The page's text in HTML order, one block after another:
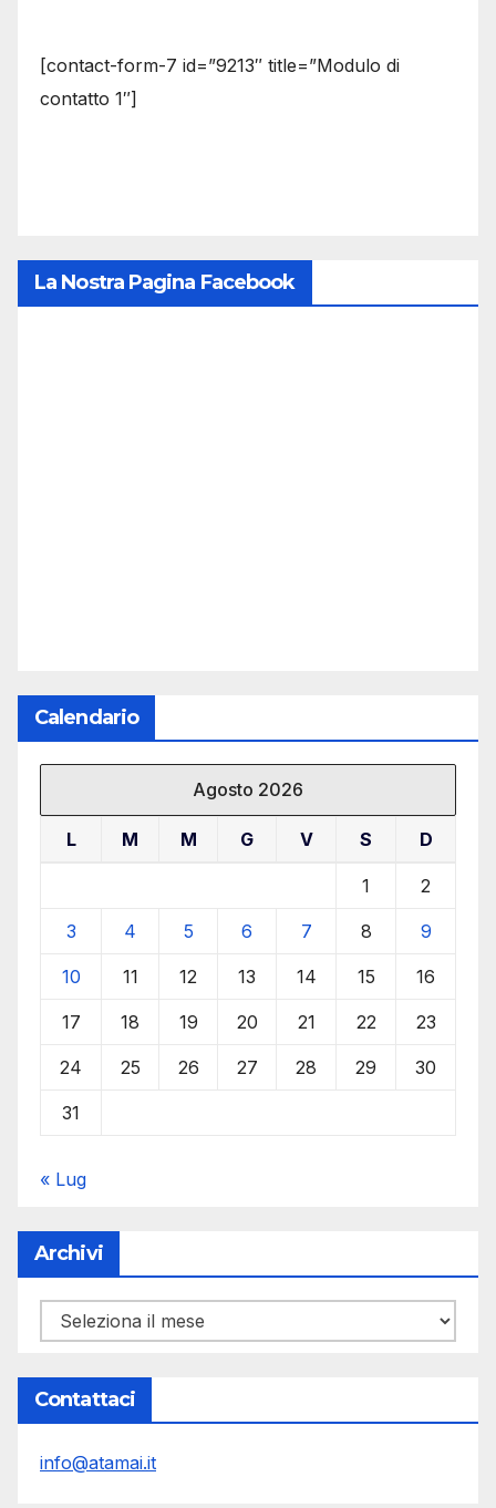
[contact-form-7 id=”9213″ title=”Modulo di
contatto 1″]
La Nostra Pagina Facebook
Calendario
Agosto 2026
L M M G V S D
1 2
3 4 5 6 7 8 9
10 11 12 13 14 15 16
17 18 19 20 21 22 23
24 25 26 27 28 29 30
31
« Lug
Archivi
Archivi
Contattaci
info@atamai.it